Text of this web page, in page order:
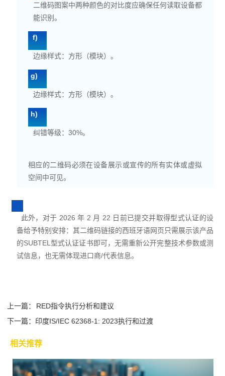
二维码图案中两种颜色的对比度应确保任何读取设备都
能识别。
f)
边缘样式：方形（模块）。
g)
边缘样式：方形（模块）。
h)
纠错等级：30%。
相应的二维码必须在设备展示或宣传的所有实体或虚拟
空间中可见。
此外，对于 2026 年 2 月 22 日前已提交并取得型式认证的设
备给予特别安排：其二维码链接的西班牙语网页只需展示该产品
的SUBTEL型式认证证书即可，无需重新公开完整技术参数或测
试信息，也无需体现进口商/代表信息。
上一篇：
RED指令执行分析和建议
下一篇： 印度IS/IEC 62368-1: 2023执行和过渡
相关推荐